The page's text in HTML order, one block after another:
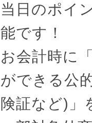
当日のポイ
能です！
お会計時に
ができる公
険証など)」